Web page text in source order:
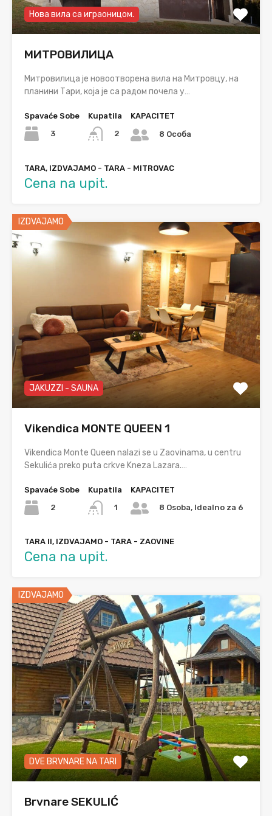
Нова вила са играоницом.
МИТРОВИЛИЦА
Митровилица је новоотворена вила на Митровцу, на
планини Тари, која је са радом почела у…
Spavaće Sobe
3
Kupatila
2
KAPACITET
8 Особа
TARA, IZDVAJAMO - TARA - MITROVAC
Cena na upit.
IZDVAJAMO
JAKUZZI - SAUNA
Vikendica MONTE QUEEN 1
Vikendica Monte Queen nalazi se u Zaovinama, u centru
Sekulića preko puta crkve Kneza Lazara.…
Spavaće Sobe
2
Kupatila
1
KAPACITET
8 Osoba, Idealno za 6
TARA II, IZDVAJAMO - TARA - ZAOVINE
Cena na upit.
IZDVAJAMO
DVE BRVNARE NA TARI
Brvnare SEKULIĆ